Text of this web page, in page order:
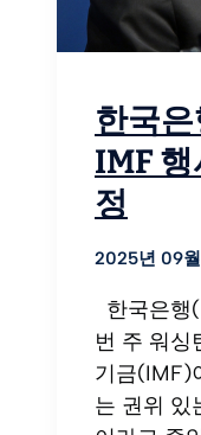
한국
IMF 행
정
2025년 09월
한국은행
번 주 워싱
기금(IMF)
는 권위 있